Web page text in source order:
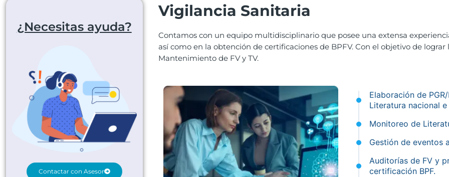
¿Necesitas ayuda?
Contactar con Asesor
Vigilancia Sanitaria
Contamos con un equipo multidisciplinario que posee una extensa
así como en la obtención de certificaciones de BPFV. Con el objetivo de
Mantenimiento de FV y TV.
Elaboración de
Literatura nacional
Monitoreo de
Gestión de eventos
Auditorías de FV y
certificación BPF.